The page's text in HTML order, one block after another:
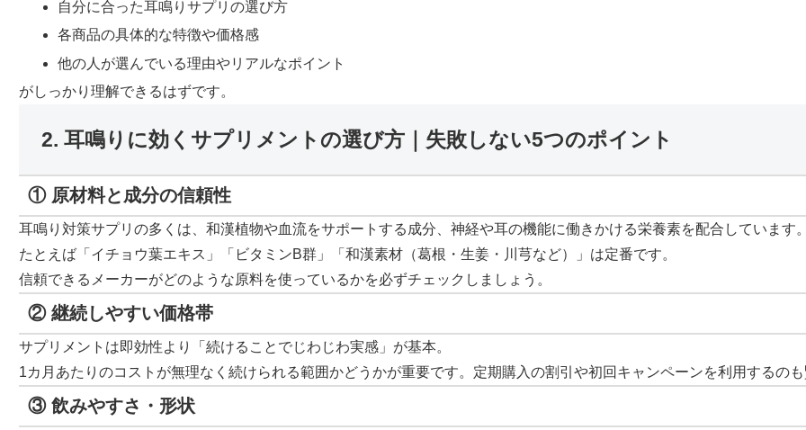
自分に合った耳鳴りサプリの選び方
各商品の具体的な特徴や価格感
他の人が選んでいる理由やリアルなポイント
がしっかり理解できるはずです。
2. 耳鳴りに効くサプリメントの選び方｜失敗しない5つのポイント
① 原材料と成分の信頼性
耳鳴り対策サプリの多くは、和漢植物や血流をサポートする成分、神経や耳の機能に働きかける栄養素を配合しています
たとえば「イチョウ葉エキス」「ビタミンB群」「和漢素材（葛根・生姜・川芎など）」は定番です。
信頼できるメーカーがどのような原料を使っているかを必ずチェックしましょう。
② 継続しやすい価格帯
サプリメントは即効性より「続けることでじわじわ実感」が基本。
1カ月あたりのコストが無理なく続けられる範囲かどうかが重要です。定期購入の割引や初回キャンペーンを利用するの
③ 飲みやすさ・形状